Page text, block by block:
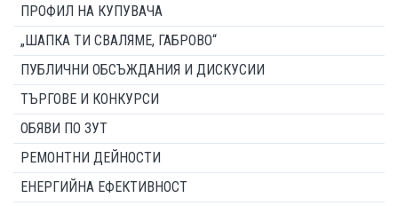
ПРОФИЛ НА КУПУВАЧА
„ШАПКА ТИ СВАЛЯМЕ, ГАБРОВО“
ПУБЛИЧНИ ОБСЪЖДАНИЯ И ДИСКУСИИ
ТЪРГОВЕ И КОНКУРСИ
ОБЯВИ ПО ЗУТ
РЕМОНТНИ ДЕЙНОСТИ
ЕНЕРГИЙНА ЕФЕКТИВНОСТ